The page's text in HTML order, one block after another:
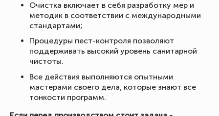
Очистка включает в себя разработку мер и
методик в соответствии с международными
стандартами;
Процедуры пест-контроля позволяют
поддерживать высокий уровень санитарной
чистоты.
Все действия выполняются опытными
мастерами своего дела, которые знают все
тонкости программ.